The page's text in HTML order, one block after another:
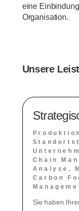
eine
Organisation.
Unsere
Chain
Analyse,
Carbon
Sie haben